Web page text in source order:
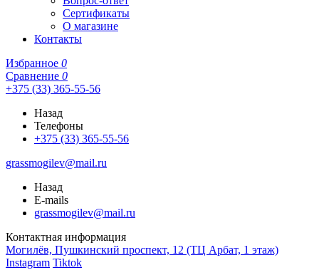
Сертификаты
О магазине
Контакты
Избранное 0
Сравнение 0
+375 (33) 365-55-56
Назад
Телефоны
+375 (33) 365-55-56
grassmogilev@mail.ru
Назад
E-mails
grassmogilev@mail.ru
Контактная информация
Могилёв, Пушкинский проспект, 12 (ТЦ Арбат, 1 этаж)
Instagram Tiktok